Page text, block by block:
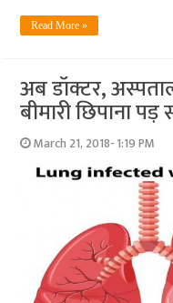
Read More »
अब डॉक्टर,
बीमारी छिपाना
March 21, 2018- 1:19 PM